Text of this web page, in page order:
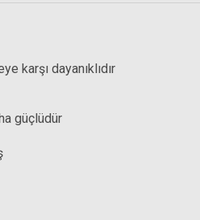
karşı dayanıklıdır
güçlüdür